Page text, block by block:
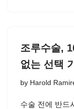
조루수술,
없는 선택
by Harold
수술 전에 반드